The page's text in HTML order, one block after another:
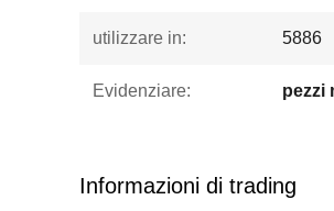
utilizzare in: 5886
Evidenziare:
Informazioni di trading